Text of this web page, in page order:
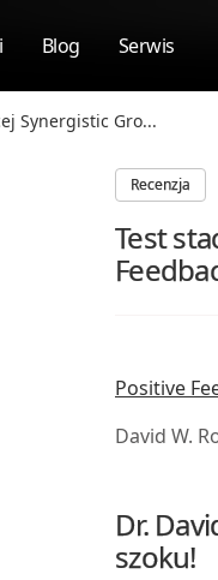
Blog Serwis
Synergistic Gro...
Recenzja
Test
Positive
David W.
Dr.
szoku!